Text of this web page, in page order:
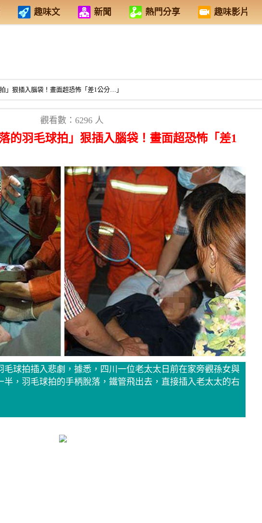
趣味文 新聞 熱門分享 趣味影片
」狠插入腦袋！畫面超恐怖「差1公分…」
觀看數：6296 人
的羽毛球拍」狠插入腦袋！畫面超恐怖「差1
毛球拍插入悲劇，據悉，四川一位老太太日前在家旁觀孫女與
，羽毛球拍的手柄脫落，鐵管飛出去，直接插入老太太的右